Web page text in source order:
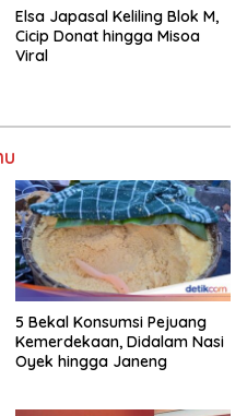
Elsa Japasal Keliling Blok M,
Cicip Donat hingga Misoa
Viral
5 Bekal Konsumsi Pejuang
Kemerdekaan, Didalam Nasi
Oyek hingga Janeng